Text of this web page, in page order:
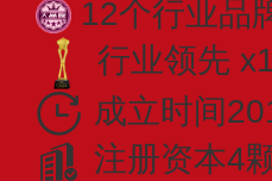
12个行业品
行业领先
成立时间
注册资本4